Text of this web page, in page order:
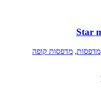
מדפסות, מדפסות קופה